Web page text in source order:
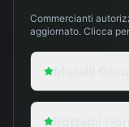
Commercianti
aggiornato. Clicca